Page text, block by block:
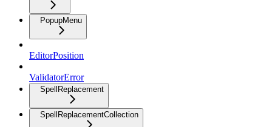
PopupMenu
EditorPosition
ValidatorError
SpellReplacement
SpellReplacementCollection